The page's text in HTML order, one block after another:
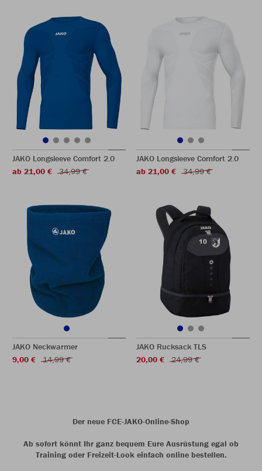
JAKO Longsleeve Comfort 2.0
ab 21,00 €
34,99 €
JAKO Longsleeve Comfort 2.0
ab 21,00 €
34,99 €
JAKO Neckwarmer
9,00 €
14,99 €
JAKO Rucksack TLS
20,00 €
24,99 €
Der neue FCE-JAKO-Online-Shop
Ab sofort könnt Ihr ganz bequem Eure Ausrüstung egal ob
Training oder Freizeit-Look einfach online bestellen.